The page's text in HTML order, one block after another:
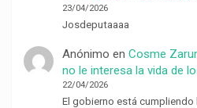
23/04/2026
Josdeputaaaa
Anónimo en Cosme
no le interesa la vida de
22/04/2026
El gobierno está cumpliendo